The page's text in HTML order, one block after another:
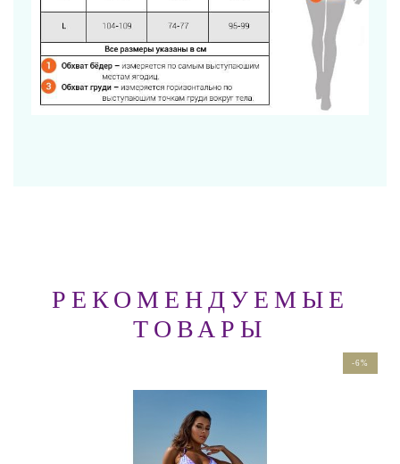
РЕКОМЕНДУЕМЫЕ
ТОВАРЫ
-6%